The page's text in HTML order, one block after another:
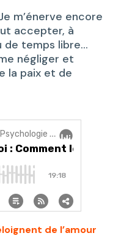
m’énerve encore
accepter, à
de temps libre…
négliger et
la paix et de
de l’amour